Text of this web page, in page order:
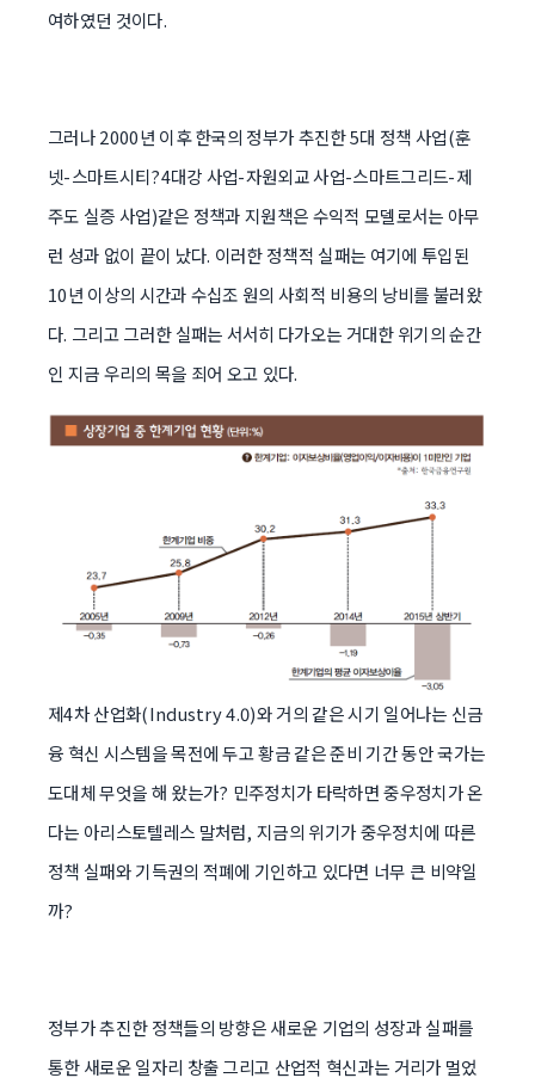
여하였던 것이다.
그러나 2000년 이후 한국의 정부가 추진한 5대 정책 사업(훈
넷-스마트시티?4대강 사업-자원외교 사업-스마트그리드-제
주도 실증 사업)같은 정책과 지원책은 수익적 모델로서는 아무
런 성과 없이 끝이 났다. 이러한 정책적 실패는 여기에 투입된
10년 이상의 시간과 수십조 원의 사회적 비용의 낭비를 불러왔
다. 그리고 그러한 실패는 서서히 다가오는 거대한 위기의 순간
인 지금 우리의 목을 죄어 오고 있다.
제4차 산업화(Industry 4.0)와 거의 같은 시기 일어나는 신금
융 혁신 시스템을 목전에 두고 황금 같은 준비 기간 동안 국가는
도대체 무엇을 해 왔는가? 민주정치가 타락하면 중우정치가 온
다는 아리스토텔레스 말처럼, 지금의 위기가 중우정치에 따른
정책 실패와 기득권의 적폐에 기인하고 있다면 너무 큰 비약일
까?
정부가 추진한 정책들의 방향은 새로운 기업의 성장과 실패를
통한 새로운 일자리 창출 그리고 산업적 혁신과는 거리가 멀었